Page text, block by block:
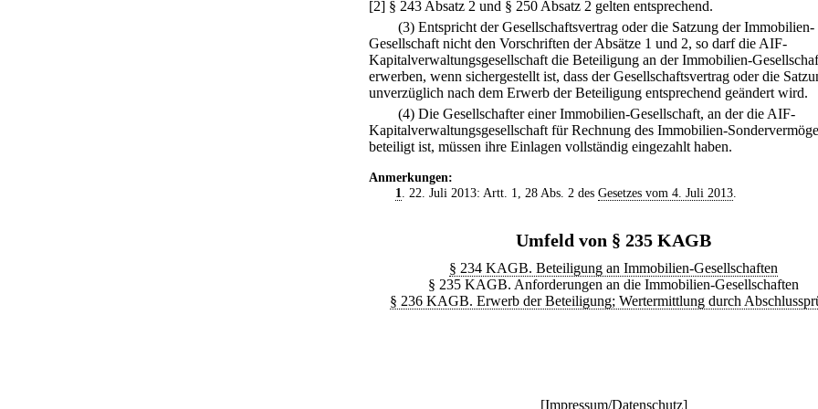
[2] § 243 Absatz 2 und § 250 Absatz 2 gelten entsprechend.
(3) Entspricht der Gesellschaftsvertrag oder die Satzung der Immobilien-
Gesellschaft nicht den Vorschriften der Absätze 1 und 2, so darf die AIF-
Kapitalverwaltungsgesellschaft die Beteiligung an der Immobilien-
erwerben, wenn sichergestellt ist, dass der Gesellschaftsvertrag oder die
unverzüglich nach dem Erwerb der Beteiligung entsprechend geändert wird.
(4) Die Gesellschafter einer Immobilien-Gesellschaft, an der die AIF-
Kapitalverwaltungsgesellschaft für Rechnung des Immobilien-
beteiligt ist, müssen ihre Einlagen vollständig eingezahlt haben.
Anmerkungen:
1. 22. Juli 2013: Artt. 1, 28 Abs. 2 des Gesetzes vom 4. Juli 2013.
Umfeld von § 235 KAGB
§ 234 KAGB. Beteiligung an Immobilien-Gesellschaften
§ 235 KAGB. Anforderungen an die Immobilien-Gesellschaften
§ 236 KAGB. Erwerb der Beteiligung; Wertermittlung durch
[Impressum/Datenschutz]